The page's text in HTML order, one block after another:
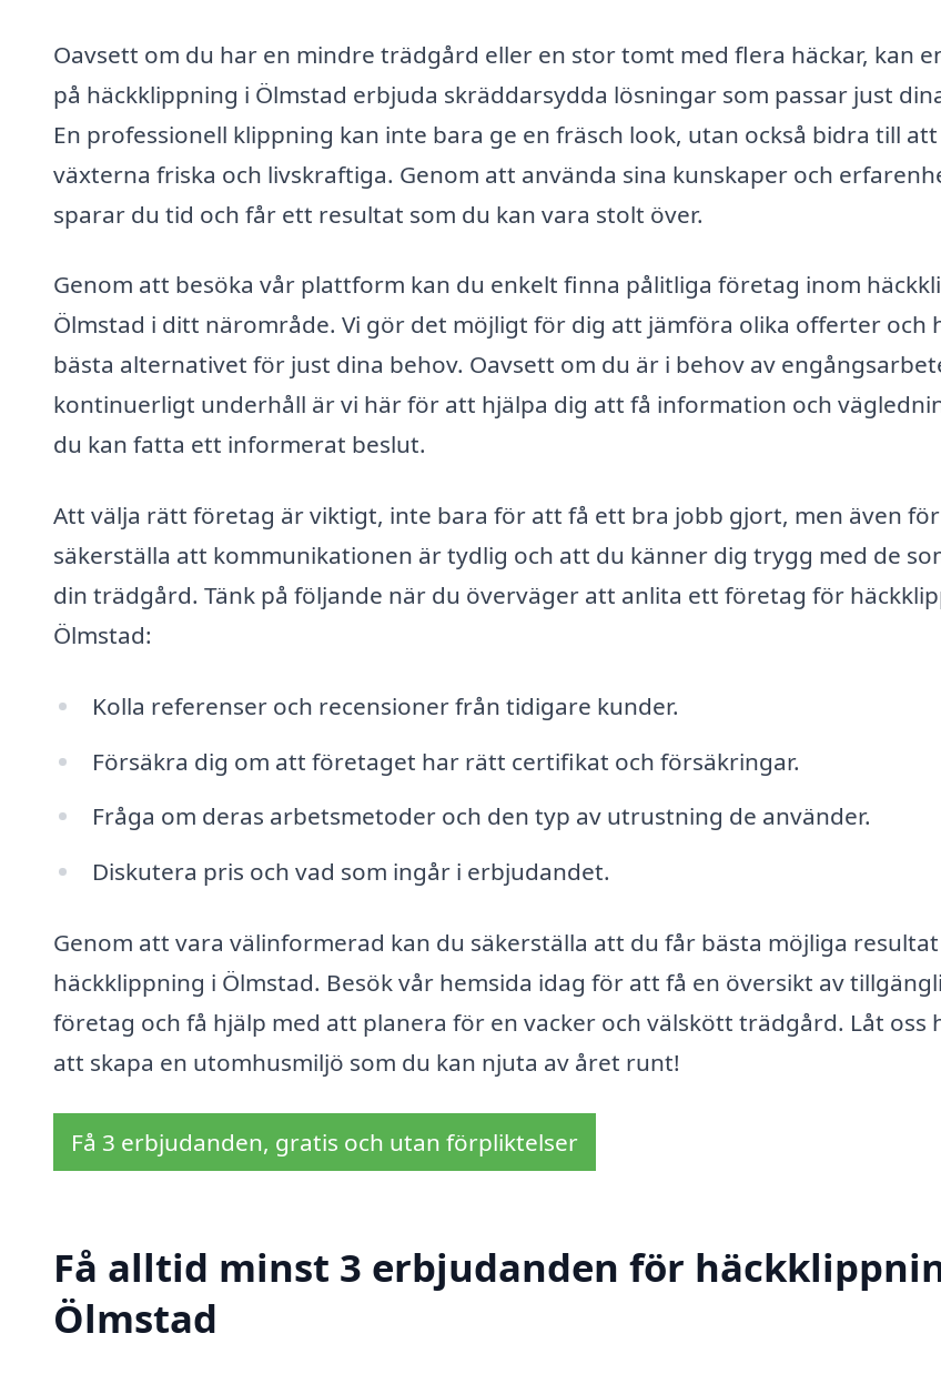
Oavsett om du har en mindre trädgård eller en stor tomt med flera häckar, kan
på häckklippning i Ölmstad erbjuda skräddarsydda lösningar som passar just
En professionell klippning kan inte bara ge en fräsch look, utan också bidra till
växterna friska och livskraftiga. Genom att använda sina kunskaper och
sparar du tid och får ett resultat som du kan vara stolt över.
Genom att besöka vår plattform kan du enkelt finna pålitliga företag inom
Ölmstad i ditt närområde. Vi gör det möjligt för dig att jämföra olika offerter och
bästa alternativet för just dina behov. Oavsett om du är i behov av
kontinuerligt underhåll är vi här för att hjälpa dig att få information och
du kan fatta ett informerat beslut.
Att välja rätt företag är viktigt, inte bara för att få ett bra jobb gjort, men även
säkerställa att kommunikationen är tydlig och att du känner dig trygg med de
din trädgård. Tänk på följande när du överväger att anlita ett företag för
Ölmstad:
Kolla referenser och recensioner från tidigare kunder.
Försäkra dig om att företaget har rätt certifikat och försäkringar.
Fråga om deras arbetsmetoder och den typ av utrustning de använder.
Diskutera pris och vad som ingår i erbjudandet.
Genom att vara välinformerad kan du säkerställa att du får bästa möjliga
häckklippning i Ölmstad. Besök vår hemsida idag för att få en översikt av
företag och få hjälp med att planera för en vacker och välskött trädgård. Låt oss
att skapa en utomhusmiljö som du kan njuta av året runt!
Få 3 erbjudanden, gratis och utan förpliktelser
Få alltid minst 3 erbjudanden för
Ölmstad